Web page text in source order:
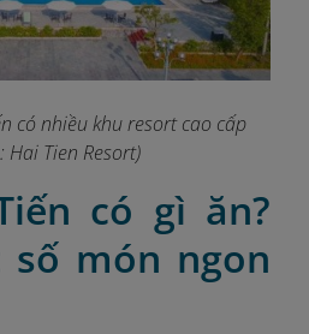
có nhiều khu resort cao cấp
Hai Tien Resort)
có gì ăn?
món ngon